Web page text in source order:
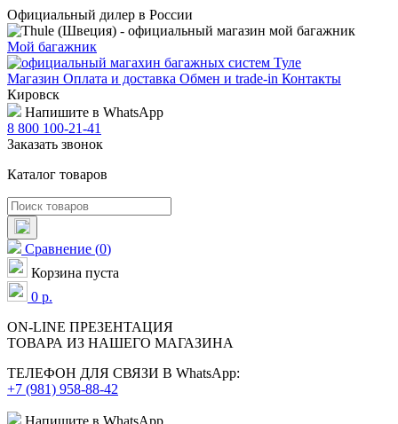
Официальный дилер в России
Мой багажник
Магазин Оплата и доставка Обмен и trade-in Контакты
Кировск
Напишите в WhatsApp
8 800 100-21-41
Заказать звонок
Каталог товаров
Сравнение (0)
Корзина пуста
0 р.
ON-LINE ПРЕЗЕНТАЦИЯ
ТОВАРА ИЗ НАШЕГО МАГАЗИНА
ТЕЛЕФОН ДЛЯ СВЯЗИ В WhatsApp:
+7 (981) 958-88-42
Напишите в WhatsApp